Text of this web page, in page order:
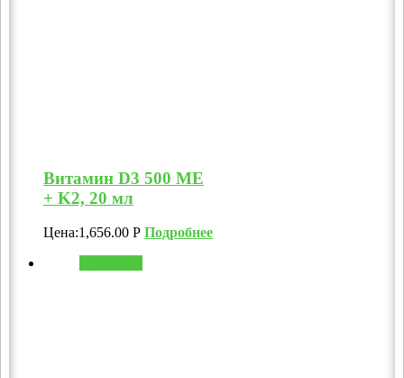
Витамин D3 500 МЕ
+ K2, 20 мл
Цена:1,656.00 Р Подробнее